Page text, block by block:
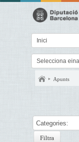
Apunts
Categories: